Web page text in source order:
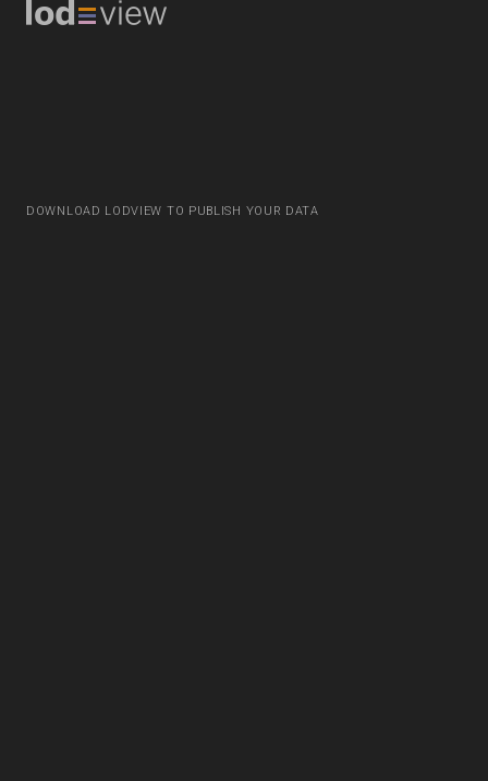
DOWNLOAD LODVIEW TO PUBLISH YOUR DATA